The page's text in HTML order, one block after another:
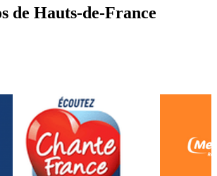
de Hauts-de-France